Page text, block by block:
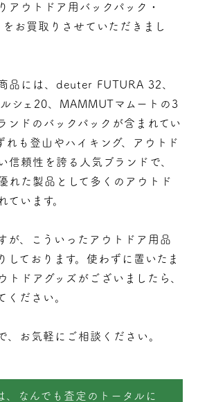
アウトドア用バックパック・
お買取りさせていただきまし
品には、deuter FUTURA 32、
シェ20、MAMMUTマムートの3
ンドのバックパックが含まれてい
れも登山やハイキング、アウトド
信頼性を誇る人気ブランドで、
れた製品として多くのアウトド
ています。
が、こういったアウトドア用品
しております。使わずに置いたま
トドアグッズがございましたら、
ください。
、お気軽にご相談ください。
、なんでも査定のトータルに